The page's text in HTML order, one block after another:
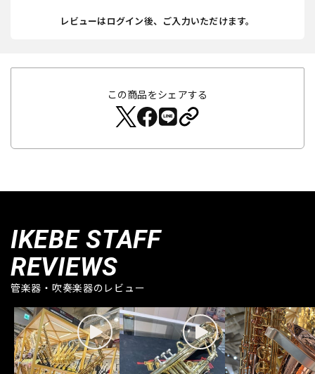
レビューはログイン後、ご入力いただけます。
この商品をシェアする
IKEBE STAFF
REVIEWS
管楽器・吹奏楽器のレビュー